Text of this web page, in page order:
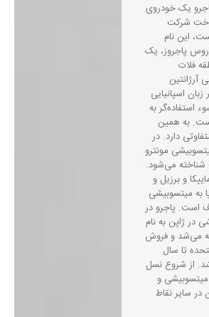
یک خودروی
شرکت
این نام
پاجروز، یک
فلات
آرژانتین
اسپانیایی
استفاده‌گر به
به همین
دارد. در
مونترو
می‌شود.
و برزیل و
به میتسوبیشی
است. پاجرو در
در ژاپن به نام
می‌شد و فروش
تا سال
شد. از شروع نسل
میتسوبیشی و
در سایر نقاط